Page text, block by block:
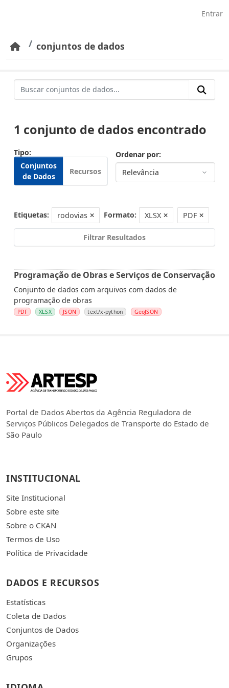
Entrar
conjuntos de dados
1 conjunto de dados encontrado
Tipo
Conjuntos
de Dados
Recursos
Ordenar por
Etiquetas: rodovias Formato: XLSX PDF
Filtrar Resultados
Programação de Obras e Serviços de Conservação
Conjunto de dados com arquivos com dados de
programação de obras
PDF XLSX JSON text/x-python GeoJSON
Portal de Dados Abertos da Agência Reguladora de
Serviços Públicos Delegados de Transporte do Estado de
São Paulo
INSTITUCIONAL
Site Institucional
Sobre este site
Sobre o CKAN
Termos de Uso
Política de Privacidade
DADOS E RECURSOS
Estatísticas
Coleta de Dados
Conjuntos de Dados
Organizações
Grupos